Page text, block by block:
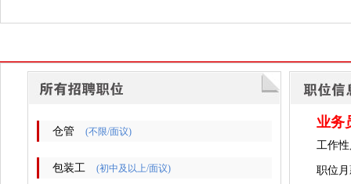
仓管 (不限/面议)
包装工 (初中及以上/面议)
业务
工作
职位